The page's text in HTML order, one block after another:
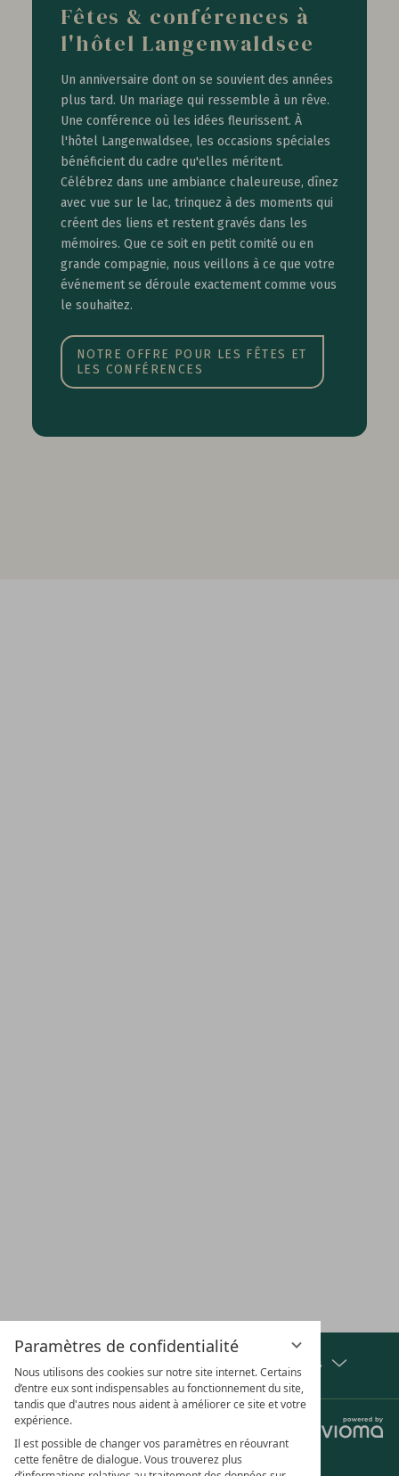
Paramètres de confidentialité
Nous utilisons des cookies sur notre site internet. Certains
d’entre eux sont indispensables au fonctionnement du site,
tandis que d'autres nous aident à améliorer ce site et votre
expérience.
Il est possible de changer vos paramètres en réouvrant
cette fenêtre de dialogue. Vous trouverez plus
Fêtes & conférences à
l'hôtel Langenwaldsee
Un anniversaire dont on se souvient des années
plus tard. Un mariage qui ressemble à un rêve.
Une conférence où les idées fleurissent. À
l'hôtel Langenwaldsee, les occasions spéciales
bénéficient du cadre qu'elles méritent.
Célébrez dans une ambiance chaleureuse, dînez
avec vue sur le lac, trinquez à des moments qui
créent des liens et restent gravés dans les
mémoires. Que ce soit en petit comité ou en
grande compagnie, nous veillons à ce que votre
événement se déroule exactement comme vous
le souhaitez.
NOTRE OFFRE POUR LES FÊTES ET
LES CONFÉRENCES
Afficher les distinctions et les partenaires
Jobs
Confidentialité
Paramètres de confidentialité
Mentions légales
Conditions générales